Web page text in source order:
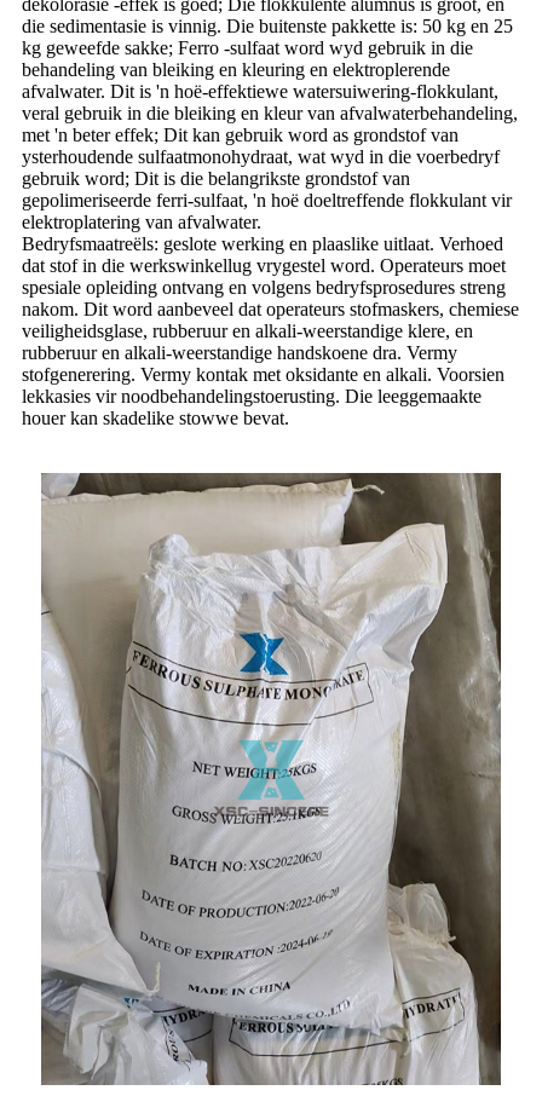
die sedimentasie is vinnig. Die buitenste pakkette is: 50 kg en 25
kg geweefde sakke; Ferro -sulfaat word wyd gebruik in die
behandeling van bleiking en kleuring en elektroplerende
afvalwater. Dit is 'n hoë-effektiewe watersuiwering-flokkulant,
veral gebruik in die bleiking en kleur van afvalwaterbehandeling,
met 'n beter effek; Dit kan gebruik word as grondstof van
ysterhoudende sulfaatmonohydraat, wat wyd in die voerbedryf
gebruik word; Dit is die belangrikste grondstof van
gepolimeriseerde ferri-sulfaat, 'n hoë doeltreffende flokkulant vir
elektroplatering van afvalwater.
Bedryfsmaatreëls: geslote werking en plaaslike uitlaat. Verhoed
dat stof in die werkswinkellug vrygestel word. Operateurs moet
spesiale opleiding ontvang en volgens bedryfsprosedures streng
nakom. Dit word aanbeveel dat operateurs stofmaskers, chemiese
veiligheidsglase, rubberuur en alkali-weerstandige klere, en
rubberuur en alkali-weerstandige handskoene dra. Vermy
stofgenerering. Vermy kontak met oksidante en alkali. Voorsien
lekkasies vir noodbehandelingstoerusting. Die leeggemaakte
houer kan skadelike stowwe bevat.